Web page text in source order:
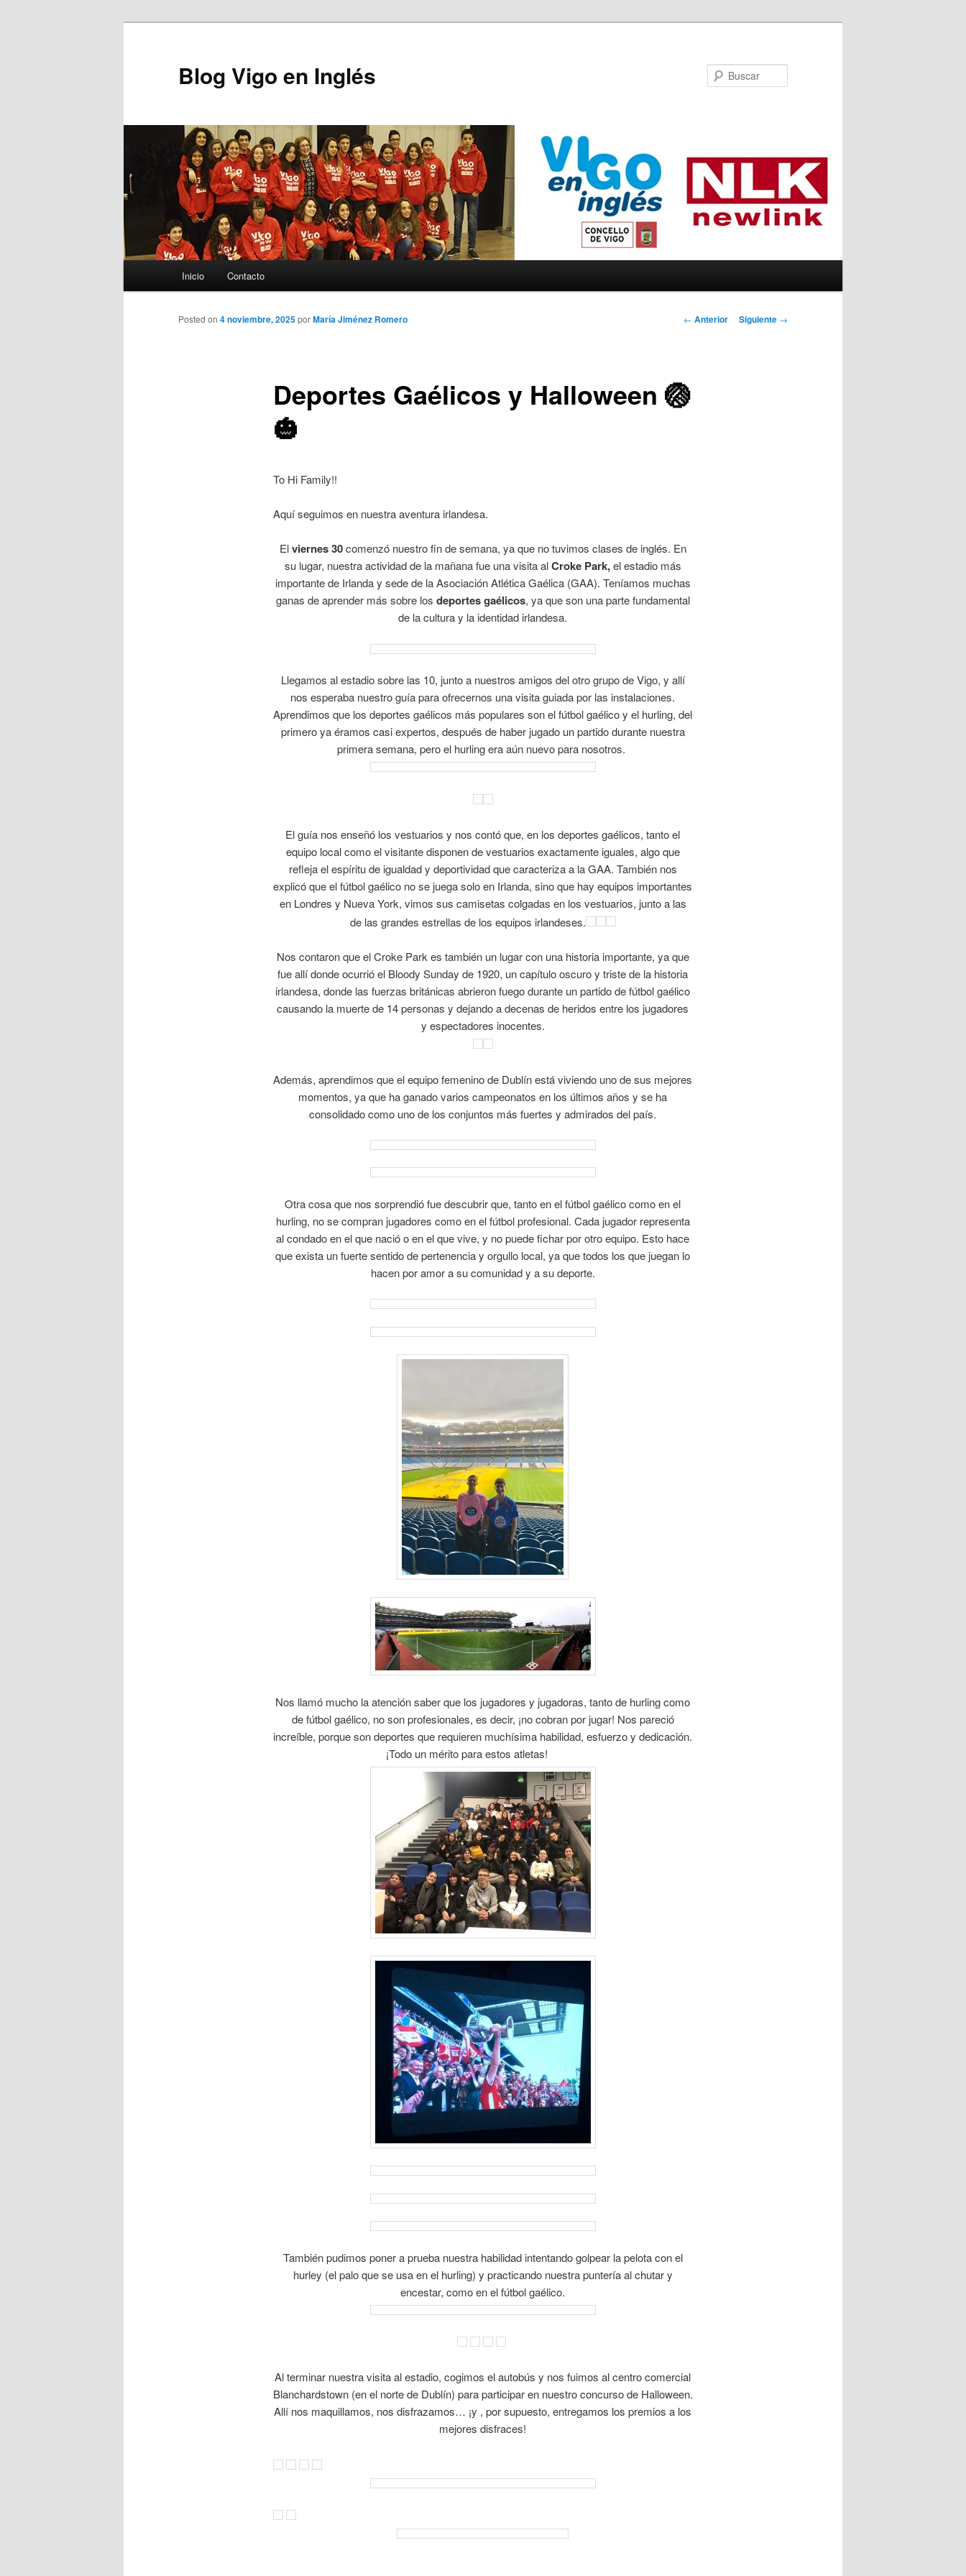
Blog Vigo en Inglés
Ir al contenido principal
Inicio Contacto
Navegador de
← Anterior Siguiente →
Deportes Gaélicos y Halloween 🏐
🎃
Posted on 4 noviembre, 2025porMaría Jiménez Romero
To Hi Family!!
Aquí seguimos en nuestra aventura irlandesa.
Elviernes 30comenzó nuestro fin de semana, ya que no tuvimos clases de inglés. En
su lugar, nuestra actividad de la mañana fue una visita alCroke Park,el estadio más
importante de Irlanda y sede de la Asociación Atlética Gaélica (GAA). Teníamos muchas
ganas de aprender más sobre los deportes gaélicos, ya que son una parte fundamental
de la cultura y la identidad irlandesa.
Llegamos al estadio sobre las 10, junto a nuestros amigos del otro grupo de Vigo, y allí
nos esperaba nuestro guía para ofrecernos una visita guiada por las instalaciones.
Aprendimos que los deportes gaélicos más populares son el fútbol gaélico y el hurling, del
primero ya éramos casi expertos, después de haber jugado un partido durante nuestra
primera semana, pero el hurling era aún nuevo para nosotros.
El guía nos enseñó los vestuarios y nos contó que, en los deportes gaélicos, tanto el
equipo local como el visitante disponen de vestuarios exactamente iguales, algo que
refleja el espíritu de igualdad y deportividad que caracteriza a la GAA. También nos
explicó que el fútbol gaélico no se juega solo en Irlanda, sino que hay equipos importantes
en Londres y Nueva York, vimos sus camisetas colgadas en los vestuarios, junto a las
de las grandes estrellas de los equipos irlandeses.
Nos contaron que el Croke Park es también un lugar con una historia importante, ya que
fue allí donde ocurrió el Bloody Sunday de 1920, un capítulo oscuro y triste de la historia
irlandesa, donde las fuerzas británicas abrieron fuego durante un partido de fútbol gaélico
causando la muerte de 14 personas y dejando a decenas de heridos entre los jugadores
y espectadores inocentes.
Además, aprendimos que el equipo femenino de Dublín está viviendo uno de sus mejores
momentos, ya que ha ganado varios campeonatos en los últimos años y se ha
consolidado como uno de los conjuntos más fuertes y admirados del país.
Otra cosa que nos sorprendió fue descubrir que, tanto en el fútbol gaélico como en el
hurling, no se compran jugadores como en el fútbol profesional. Cada jugador representa
al condado en el que nació o en el que vive, y no puede fichar por otro equipo. Esto hace
que exista un fuerte sentido de pertenencia y orgullo local, ya que todos los que juegan lo
hacen por amor a su comunidad y a su deporte.
Nos llamó mucho la atención saber que los jugadores y jugadoras, tanto de hurling como
de fútbol gaélico, no son profesionales, es decir, ¡no cobran por jugar! Nos pareció
increíble, porque son deportes que requieren muchísima habilidad, esfuerzo y dedicación.
¡Todo un mérito para estos atletas!
También pudimos poner a prueba nuestra habilidad intentando golpear la pelota con el
hurley (el palo que se usa en el hurling) y practicando nuestra puntería al chutar y
encestar, como en el fútbol gaélico.
Al terminar nuestra visita al estadio, cogimos el autobús y nos fuimos al centro comercial
Blanchardstown (en el norte de Dublín) para participar en nuestro concurso de Halloween.
Allí nos maquillamos, nos disfrazamos… ¡y , por supuesto, entregamos los premios a los
mejores disfraces!